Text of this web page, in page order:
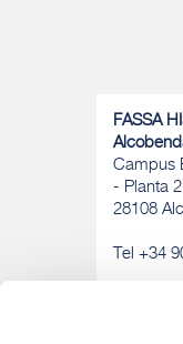
FASSA
Campus
- Planta 2
28108
Tel +34